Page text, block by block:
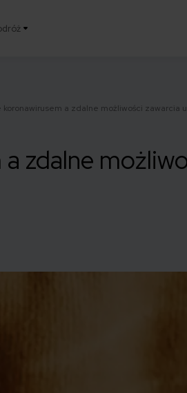
koronawirusem a zdalne możliwości zawarcia
zdalne